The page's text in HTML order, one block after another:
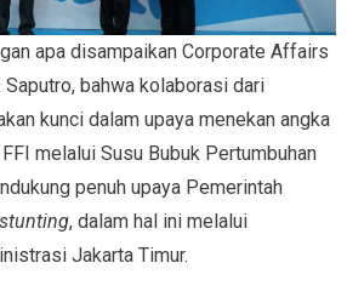
apa disampaikan Corporate Affairs
Saputro, bahwa kolaborasi dari
kunci dalam upaya menekan angka
melalui Susu Bubuk Pertumbuhan
penuh upaya Pemerintah
stunting, dalam hal ini melalui
Jakarta Timur.